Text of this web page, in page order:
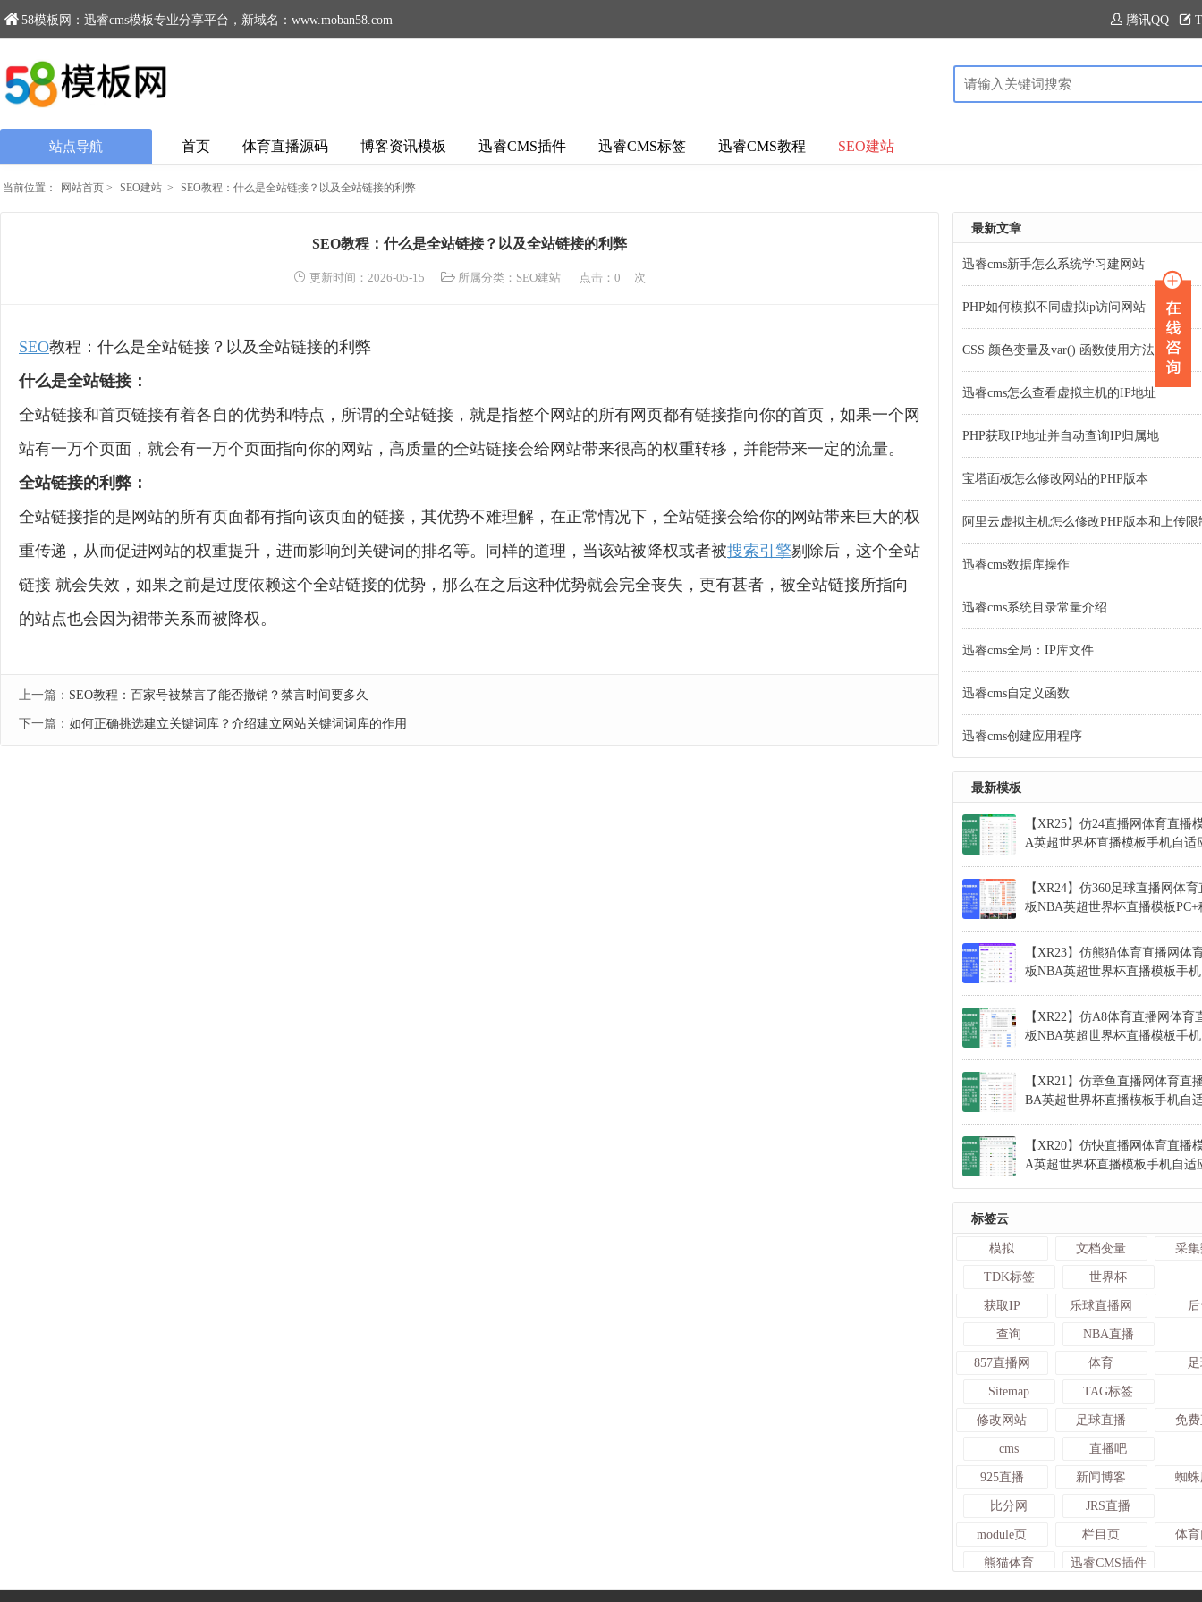
58模板网：迅睿cms模板专业分享平台，新域名：www.moban58.com 腾讯QQ
站点导航 首页 体育直播源码 博客资讯模板 迅睿CMS插件 迅睿CMS标签 迅睿CMS教程 SEO建站
当前位置： 网站首页 > SEO建站 > SEO教程：什么是全站链接？以及全站链接的利弊
SEO教程：什么是全站链接？以及全站链接的利弊
更新时间：2026-05-15 所属分类： SEO建站 点击： 0 次
SEO教程：什么是全站链接？以及全站链接的利弊
什么是全站链接：
全站链接和首页链接有着各自的优势和特点，所谓的全站链接，就是指整个网站的所有网页都有链接指向你的首页，如果一个网
站有一万个页面，就会有一万个页面指向你的网站，高质量的全站链接会给网站带来很高的权重转移，并能带来一定的流量。
全站链接的利弊：
全站链接指的是网站的所有页面都有指向该页面的链接，其优势不难理解，在正常情况下，全站链接会给你的网站带来巨大的权
重传递，从而促进网站的权重提升，进而影响到关键词的排名等。同样的道理，当该站被降权或者被搜索引擎剔除后，这个全站
链接 就会失效，如果之前是过度依赖这个全站链接的优势，那么在之后这种优势就会完全丧失，更有甚者，被全站链接所指向
的站点也会因为裙带关系而被降权。
上一篇： SEO教程：百家号被禁言了能否撤销？禁言时间要多久
下一篇： 如何正确挑选建立关键词库？介绍建立网站关键词词库的作用
最新文章
迅睿cms新手怎么系统学习建网站
PHP如何模拟不同虚拟ip访问网站
CSS 颜色变量及var() 函数使用方法
迅睿cms怎么查看虚拟主机的IP地址
PHP获取IP地址并自动查询IP归属地
宝塔面板怎么修改网站的PHP版本
阿里云虚拟主机怎么修改PHP版本和上传限
迅睿cms数据库操作
迅睿cms系统目录常量介绍
迅睿cms全局：IP库文件
迅睿cms自定义函数
迅睿cms创建应用程序
最新模板
【XR25】仿24直播网体育直播
A英超世界杯直播模板手机自适
【XR24】仿360足球直播网体
板NBA英超世界杯直播模板PC+
【XR23】仿熊猫体育直播网体
板NBA英超世界杯直播模板手
【XR22】仿A8体育直播网体育
板NBA英超世界杯直播模板手
【XR21】仿章鱼直播网体育直
BA英超世界杯直播模板手机自
【XR20】仿快直播网体育直播
A英超世界杯直播模板手机自适
标签云
模拟 文档变量 采
TDK标签 世界杯
获取IP 乐球直播网
查询 NBA直播
857直播网 体育
Sitemap TAG标签
修改网站 足球直播 免
cms 直播吧
925直播 新闻博客 蜘
比分网 JRS直播
module页 栏目页 体
熊猫体育 迅睿CMS插件
虚拟ip 变量标签 学